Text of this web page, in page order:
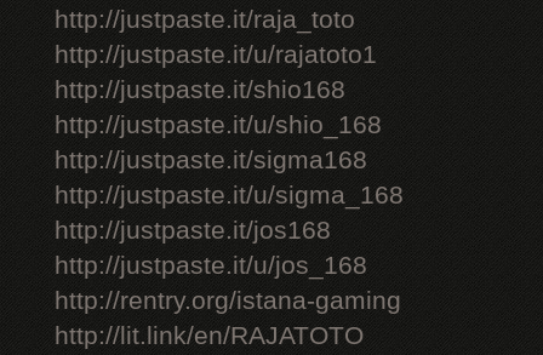
http://justpaste.it/raja_toto
http://justpaste.it/u/rajatoto1
http://justpaste.it/shio168
http://justpaste.it/u/shio_168
http://justpaste.it/sigma168
http://justpaste.it/u/sigma_168
http://justpaste.it/jos168
http://justpaste.it/u/jos_168
http://rentry.org/istana-gaming
http://lit.link/en/RAJATOTO